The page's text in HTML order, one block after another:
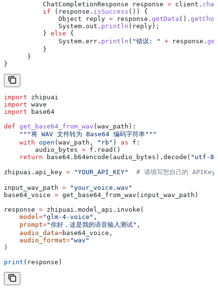
          ChatCompletionResponse
response = client . chat
          if
( response . isSuccess ()) {
              Object
reply = response . getData ().
              System
. out . println (reply);
          }
else {
              System
. err . println ( "错误: " + response .
          }
      }
}
import zhipuai
import wave
import base64
def get_base64_from_wav ( wav_path ):
    """将 WAV 文件转为 Base64 编码字符串"""
    with
open (wav_path, "rb" ) as f:
        audio_bytes
= f.read()
    return
base64.b64encode(audio_bytes).decode( "utf-8"
zhipuai.api_key = "YOUR_API_KEY"
  # 请填写您自己的 APIKey
input_wav_path = "your_voice.wav"
base64_voice = get_base64_from_wav(input_wav_path)
response = zhipuai.model_api.invoke(
    model
="glm-4-voice" ,
    prompt
="你好，这是我的语音输入测试" ,
    audio_data
=base64_voice,
    audio_format
="wav"
)
print (response)